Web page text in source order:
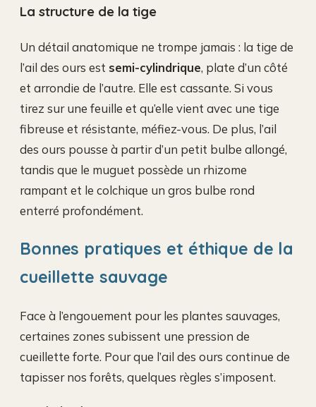
La structure de la tige
Un détail anatomique ne trompe jamais : la tige de
l’ail des ours est semi-cylindrique, plate d’un côté
et arrondie de l’autre. Elle est cassante. Si vous
tirez sur une feuille et qu’elle vient avec une tige
fibreuse et résistante, méfiez-vous. De plus, l’ail
des ours pousse à partir d’un petit bulbe allongé,
tandis que le muguet possède un rhizome
rampant et le colchique un gros bulbe rond
enterré profondément.
Bonnes pratiques et éthique de la
cueillette sauvage
Face à l’engouement pour les plantes sauvages,
certaines zones subissent une pression de
cueillette forte. Pour que l’ail des ours continue de
tapisser nos forêts, quelques règles s’imposent.